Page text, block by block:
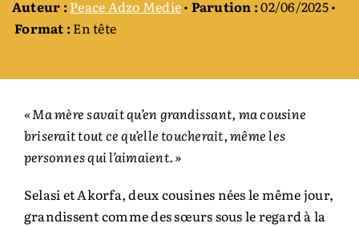
Auteur :Peace Adzo Medie• Parution :02/06/2025 •
Format :En tête
« Ma mère savait qu’en grandissant, ma cousine
briserait tout ce qu’elle toucherait, même les
personnes qui l’aimaient. »
Selasi et Akorfa, deux cousines nées le même jour,
grandissent comme des sœurs sous le regard à la